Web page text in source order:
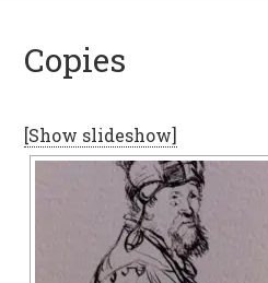
Copies
[Show slideshow]